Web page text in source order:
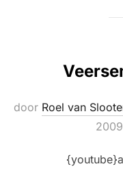
door Roel van
2009